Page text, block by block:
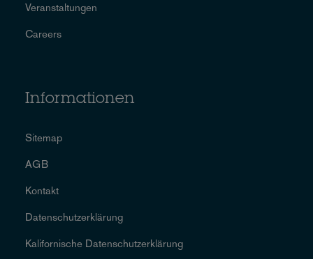
Veranstaltungen
Careers
Informationen
Sitemap
AGB
Kontakt
Datenschutzerklärung
Kalifornische Datenschutzerklärung